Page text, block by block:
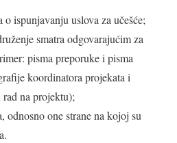
o ispunjavanju uslova za učešće;
smatra odgovarajućim za
pisma preporuke i pisma
koordinatora projekata i
na projektu);
odnosno one strane na kojoj su